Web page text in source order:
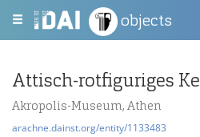
objects
Akropolis-Museum, Athen
arachne.dainst.org/entity/1133483